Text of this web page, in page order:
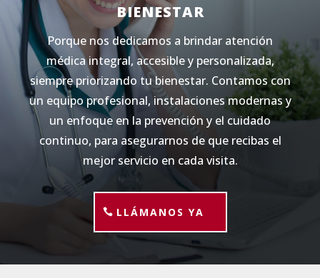
BIENESTAR
Porque nos dedicamos a brindar atención
médica integral, accesible y personalizada,
siempre priorizando tu bienestar. Contamos con
un equipo profesional, instalaciones modernas y
un enfoque en la prevención y el cuidado
continuo, para asegurarnos de que recibas el
mejor servicio en cada visita.
LLÁMANOS YA